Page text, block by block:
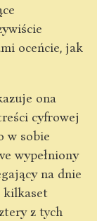
oceńcie, jak
ona
cyfrowej
w sobie
wypełniony
na dnie
kilkaset
z tych